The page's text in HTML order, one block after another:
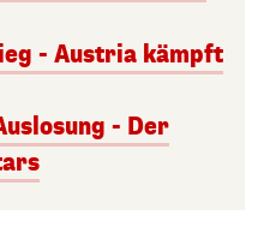
- Austria kämpft
- Der